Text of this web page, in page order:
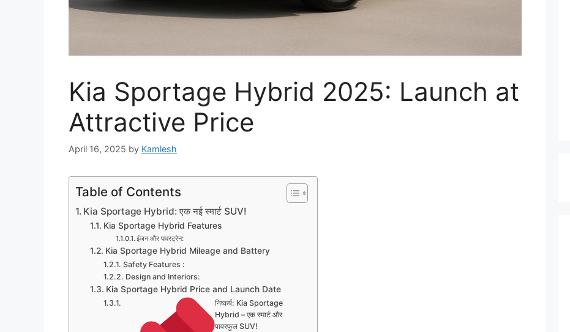
Kia Sportage Hybrid 2025: Launch at
Attractive Price
April 16, 2025 by Kamlesh
Table of Contents
Kia Sportage Hybrid: एक नई स्मार्ट SUV!
Kia Sportage Hybrid Features
इंजन और पावरट्रेन:
Kia Sportage Hybrid Mileage and Battery
Safety Features :
Design and Interiors:
Kia Sportage Hybrid Price and Launch Date
निष्कर्ष: Kia Sportage
Hybrid – एक स्मार्ट और
पावरफुल SUV!